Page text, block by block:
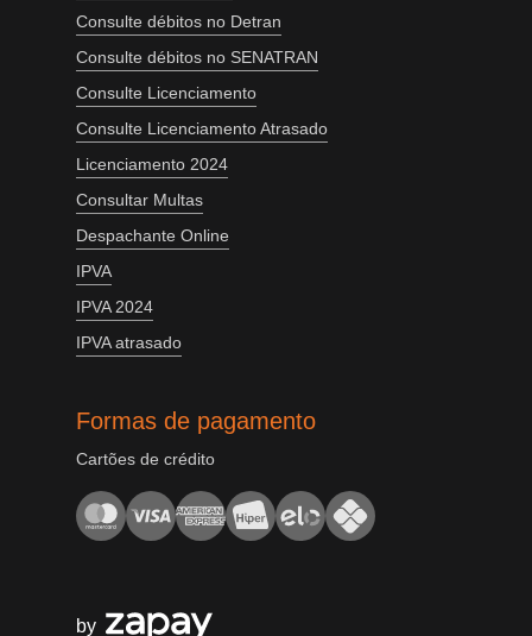
Consulte débitos no Detran
Consulte débitos no SENATRAN
Consulte Licenciamento
Consulte Licenciamento Atrasado
Licenciamento 2024
Consultar Multas
Despachante Online
IPVA
IPVA 2024
IPVA atrasado
Formas de pagamento
Cartões de crédito
by